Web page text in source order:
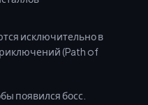
исключительно в
(Path of
появился босс.